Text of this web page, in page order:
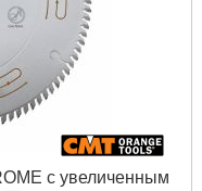
с увеличенным